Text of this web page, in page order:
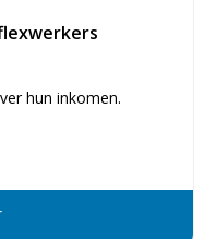
hun inkomen.